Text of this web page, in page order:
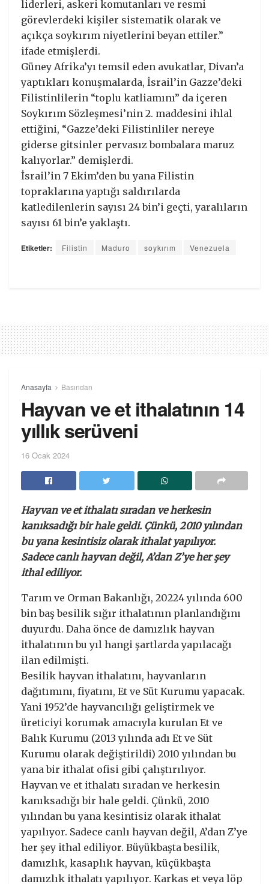
liderleri, askeri komutanları ve resmi
görevlerdeki kişiler sistematik olarak ve
açıkça soykırım niyetlerini beyan ettiler.”
ifade etmişlerdi.
Güney Afrika’yı temsil eden avukatlar, Divan’a
yaptıkları konuşmalarda, İsrail’in Gazze’deki
Filistinlilerin “toplu katliamını” da içeren
Soykırım Sözleşmesi’nin 2. maddesini ihlal
ettiğini, “Gazze’deki Filistinliler nereye
giderse gitsinler pervasız bombalara maruz
kalıyorlar.” demişlerdi.
İsrail’in 7 Ekim’den bu yana Filistin
topraklarına yaptığı saldırılarda
katledilenlerin sayısı 24 bin’i geçti, yaralıların
sayısı 61 bin’e yaklaştı.
Etiketler: Filistin Maduro soykırım Venezuela
Anasayfa Basından
Hayvan ve et ithalatının 14
yıllık serüveni
16 Ocak 2024
Hayvan ve et ithalatı sıradan ve herkesin
kanıksadığı bir hale geldi. Çünkü, 2010 yılından
bu yana kesintisiz olarak ithalat yapılıyor.
Sadece canlı hayvan değil, A’dan Z’ye her şey
ithal ediliyor.
Tarım ve Orman Bakanlığı, 20224 yılında 600
bin baş besilik sığır ithalatının planlandığını
duyurdu. Daha önce de damızlık hayvan
ithalatının bu yıl hangi şartlarda yapılacağı
ilan edilmişti.
Besilik hayvan ithalatını, hayvanların
dağıtımını, fiyatını, Et ve Süt Kurumu yapacak.
Yani 1952’de hayvancılığı geliştirmek ve
üreticiyi korumak amacıyla kurulan Et ve
Balık Kurumu (2013 yılında adı Et ve Süt
Kurumu olarak değiştirildi) 2010 yılından bu
yana bir ithalat ofisi gibi çalıştırılıyor.
Hayvan ve et ithalatı sıradan ve herkesin
kanıksadığı bir hale geldi. Çünkü, 2010
yılından bu yana kesintisiz olarak ithalat
yapılıyor. Sadece canlı hayvan değil, A’dan Z’ye
her şey ithal ediliyor. Büyükbaşta besilik,
damızlık, kasaplık hayvan, küçükbaşta
damızlık ithalatı yapılıyor. Karkas et veya löp